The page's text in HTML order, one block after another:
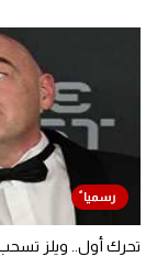
تحرك أول.. ويلز تسحب